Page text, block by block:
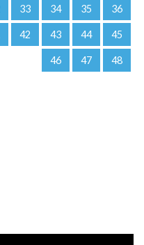
33 34 35 36
42 43 44 45
46 47 48